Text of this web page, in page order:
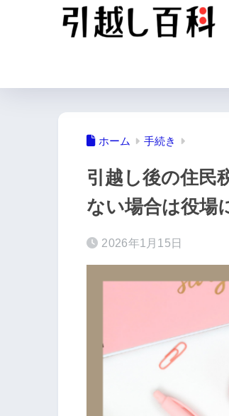
ホーム 手続き
引越し後の住民
ない場合は役場
2026年1月15日